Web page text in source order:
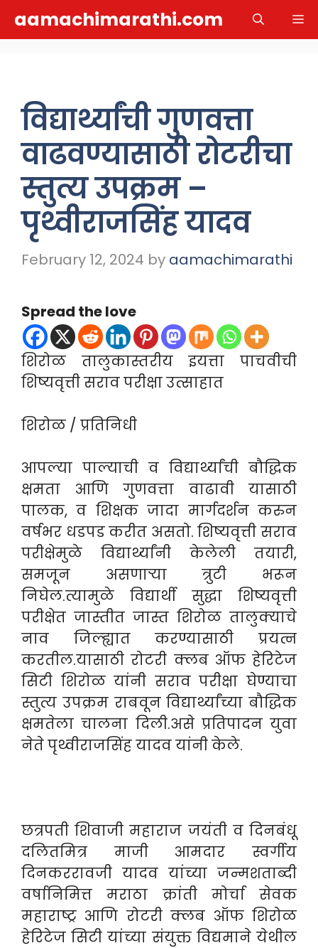
aamachimarathi.com
विद्यार्थ्यांची गुणवत्ता
वाढवण्यासाठी रोटरीचा
स्तुत्य उपक्रम –
पृथ्वीराजसिंह यादव
February 12, 2024 by aamachimarathi
Spread the love
शिरोळ तालुकास्तरीय इयत्ता पाचवीची
शिष्यवृत्ती सराव परीक्षा उत्साहात
शिरोळ / प्रतिनिधी
आपल्या पाल्याची व विद्यार्थ्यांची बौद्धिक
क्षमता आणि गुणवत्ता वाढावी यासाठी
पालक, व शिक्षक जादा मार्गदर्शन करुन
वर्षभर धडपड करीत असतो. शिष्यवृत्ती सराव
परीक्षेमुळे विद्यार्थ्यांनी केलेली तयारी,
समजून असणाऱ्या त्रुटी भरून
निघेल.त्यामुळे विद्यार्थी सुद्धा शिष्यवृत्ती
परीक्षेत जास्तीत जास्त शिरोळ तालुक्याचे
नाव जिल्ह्यात करण्यासाठी प्रयत्न
करतील.यासाठी रोटरी क्लब ऑफ हेरिटेज
सिटी शिरोळ यांनी सराव परीक्षा घेण्याचा
स्तुत्य उपक्रम राबवून विद्यार्थ्यांच्या बौद्धिक
क्षमतेला चालना दिली.असे प्रतिपादन युवा
नेते पृथ्वीराजसिंह यादव यांनी केले.
छत्रपती शिवाजी महाराज जयंती व दिनबंधू
दलितमित्र माजी आमदार स्वर्गीय
दिनकररावजी यादव यांच्या जन्मशताब्दी
वर्षानिमित्त मराठा क्रांती मोर्चा सेवक
महाराष्ट्र आणि रोटरी क्लब ऑफ शिरोळ
हेरिटेज सिटी यांच्या संयुक्त विद्यमाने येथील